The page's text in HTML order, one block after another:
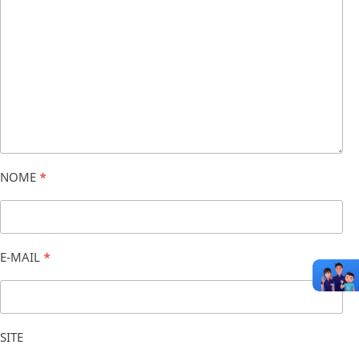
NOME *
E-MAIL *
SITE